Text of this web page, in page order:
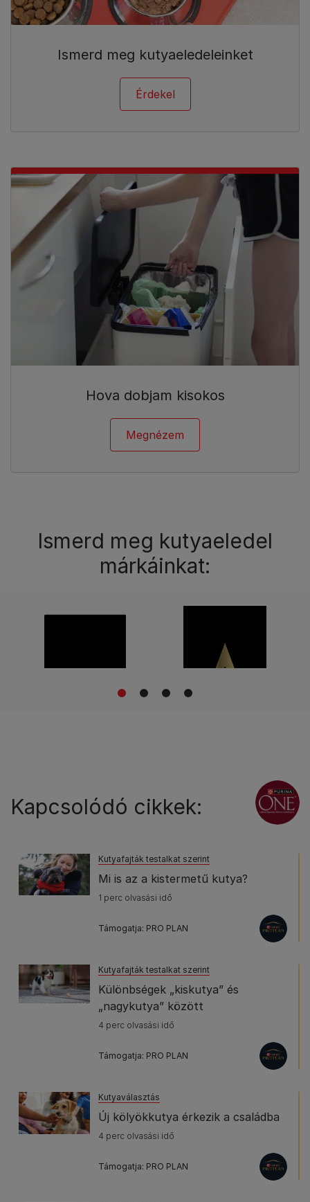
Ismerd meg kutyaeledeleinket
Érdekel
Hova dobjam kisokos
Megnézem
Ismerd meg kutyaeledel
márkáinkat:
1 2 3 4
Kapcsolódó cikkek:
Kutyafajták testalkat szerint
Mi is az a kistermetű kutya?
1 perc olvasási idő
Támogatja: PRO PLAN
Kutyafajták testalkat szerint
Különbségek „kiskutya” és
„nagykutya” között
4 perc olvasási idő
Támogatja: PRO PLAN
Kutyaválasztás
Új kölyökkutya érkezik a családba
4 perc olvasási idő
Támogatja: PRO PLAN